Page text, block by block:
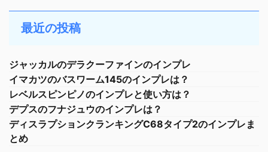
最近の投稿
ジャッカルのデラクーファインのインプレ
イマカツのバスワーム145のインプレは？
レベルスピンピノのインプレと使い方は？
デプスのフナジュウのインプレは？
ディスラプションクランキングC68タイプ2のインプレま
とめ